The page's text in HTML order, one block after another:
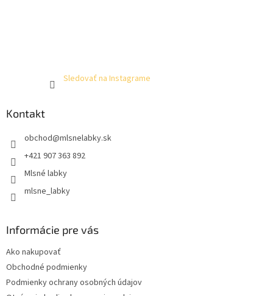
Sledovať na Instagrame
Kontakt
obchod@mlsnelabky.sk
+421 907 363 892
Mlsné labky
mlsne_labky
Informácie pre vás
Ako nakupovať
Obchodné podmienky
Podmienky ochrany osobných údajov